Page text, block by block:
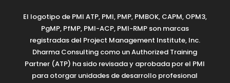
El logotipo de PMI ATP, PMI, PMP, PMBOK, CAPM, OPM3,
PgMP, PfMP, PMI-ACP, PMI-RMP son marcas
registradas del Project Management Institute, Inc.
Dharma Consulting como un Authorized Training
Partner (ATP) ha sido revisada y aprobada por el PMI
para otorgar unidades de desarrollo profesional